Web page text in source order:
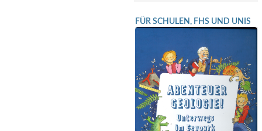
FÜR SCHULEN, FHS UND UNIS